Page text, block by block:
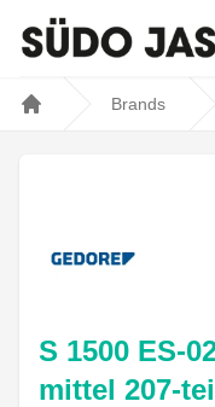
Brands
S 1500 ES-
mittel 207-